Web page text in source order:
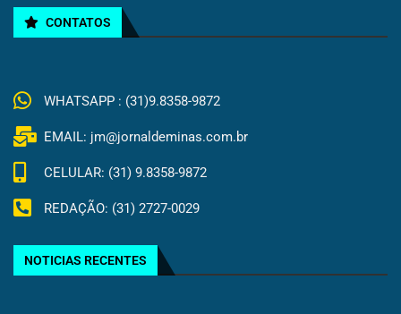
CONTATOS
WHATSAPP : (31)9.8358-9872
EMAIL: jm@jornaldeminas.com.br
CELULAR: (31) 9.8358-9872
REDAÇÃO: (31) 2727-0029
NOTICIAS RECENTES